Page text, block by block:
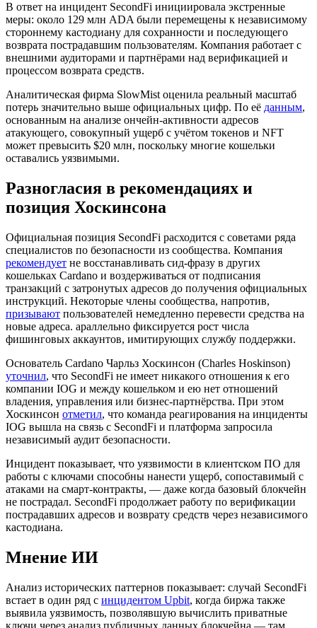
В ответ на инцидент SecondFi инициировала экстренные
меры: около 129 млн ADA были перемещены к независимому
стороннему кастодиану для сохранности и последующего
возврата пострадавшим пользователям. Компания работает с
внешними аудиторами и партнёрами над верификацией и
процессом возврата средств.
Аналитическая фирма SlowMist оценила реальный масштаб
потерь значительно выше официальных цифр. По её данным,
основанным на анализе ончейн-активности адресов
атакующего, совокупный ущерб с учётом токенов и NFT
может превысить $20 млн, поскольку многие кошельки
оставались уязвимыми.
Разногласия в рекомендациях и
позиция Хоскинсона
Официальная позиция SecondFi расходится с советами ряда
специалистов по безопасности из сообщества. Компания
рекомендует не восстанавливать сид-фразу в других
кошельках Cardano и воздерживаться от подписания
транзакций с затронутых адресов до получения официальных
инструкций. Некоторые члены сообщества, напротив,
призывают пользователей немедленно перевести средства на
новые адреса. араллельно фиксируется рост числа
фишинговых аккаунтов, имитирующих службу поддержки.
Основатель Cardano Чарльз Хоскинсон (Charles Hoskinson)
уточнил, что SecondFi не имеет никакого отношения к его
компании IOG и между кошельком и ею нет отношений
владения, управления или бизнес-партнёрства. При этом
Хоскинсон отметил, что команда реагирования на инциденты
IOG вышла на связь с SecondFi и платформа запросила
независимый аудит безопасности.
Инцидент показывает, что уязвимости в клиентском ПО для
работы с ключами способны нанести ущерб, сопоставимый с
атаками на смарт-контракты, — даже когда базовый блокчейн
не пострадал. SecondFi продолжает работу по верификации
пострадавших адресов и возврату средств через независимого
кастодиана.
Мнение ИИ
Анализ исторических паттернов показывает: случай SecondFi
встает в один ряд с инцидентом Upbit, когда биржа также
выявила уязвимость, позволявшую вычислить приватные
ключи через анализ публичных данных блокчейна — там